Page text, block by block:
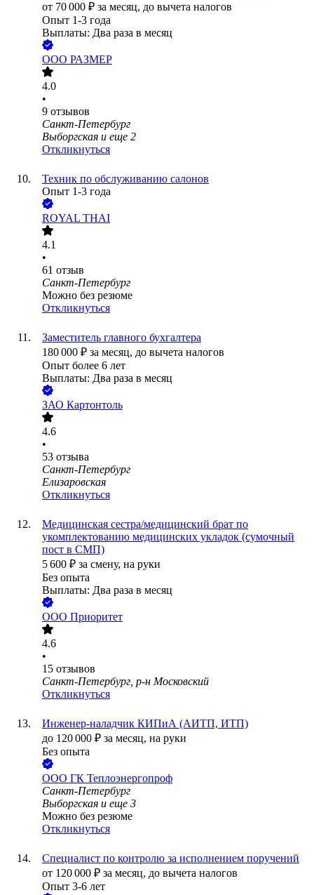
от 70 000 ₽ за месяц, до вычета налогов
Опыт 1-3 года
Выплаты: Два раза в месяц
ООО РАЗМЕР
4.0
•
9 отзывов
Санкт-Петербург
Выборгская и еще 2
Откликнуться
Техник по обслуживанию салонов
Опыт 1-3 года
ROYAL THAI
4.1
•
61 отзыв
Санкт-Петербург
Можно без резюме
Откликнуться
Заместитель главного бухгалтера
180 000 ₽ за месяц, до вычета налогов
Опыт более 6 лет
Выплаты: Два раза в месяц
ЗАО Картонтоль
4.6
•
53 отзыва
Санкт-Петербург
Елизаровская
Откликнуться
Медицинская сестра/медицинский брат по
укомплектованию медицинских укладок (сумочный
пост в СМП)
5 600 ₽ за смену, на руки
Без опыта
Выплаты: Два раза в месяц
ООО Приоритет
4.6
•
15 отзывов
Санкт-Петербург, р-н Московский
Откликнуться
Инженер-наладчик КИПиА (АИТП, ИТП)
до 120 000 ₽ за месяц, на руки
Без опыта
ООО ГК Теплоэнергопроф
Санкт-Петербург
Выборгская и еще 3
Можно без резюме
Откликнуться
Специалист по контролю за исполнением поручений
от 120 000 ₽ за месяц, до вычета налогов
Опыт 3-6 лет